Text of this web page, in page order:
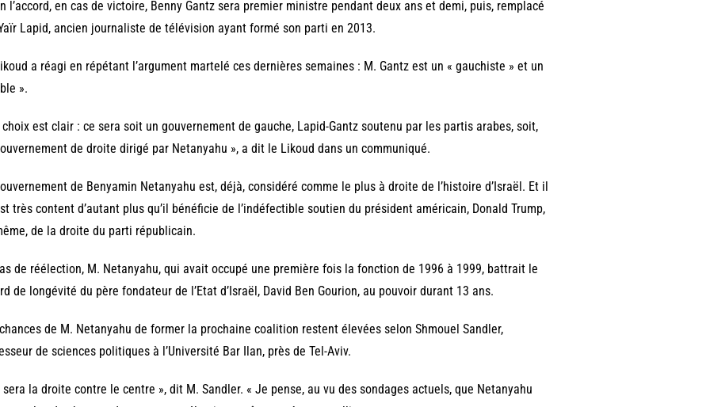
l’accord, en cas de victoire, Benny Gantz sera premier ministre pendant deux ans et demi, puis, remplacé
Lapid, ancien journaliste de télévision ayant formé son parti en 2013.
a réagi en répétant l’argument martelé ces dernières semaines : M. Gantz est un « gauchiste » et un
».
choix est clair : ce sera soit un gouvernement de gauche, Lapid-Gantz soutenu par les partis arabes, soit,
de droite dirigé par Netanyahu », a dit le Likoud dans un communiqué.
de Benyamin Netanyahu est, déjà, considéré comme le plus à droite de l’histoire d’Israël. Et il
très content d’autant plus qu’il bénéficie de l’indéfectible soutien du président américain, Donald Trump,
de la droite du parti républicain.
de réélection, M. Netanyahu, qui avait occupé une première fois la fonction de 1996 à 1999, battrait le
de longévité du père fondateur de l’Etat d’Israël, David Ben Gourion, au pouvoir durant 13 ans.
de M. Netanyahu de former la prochaine coalition restent élevées selon Shmouel Sandler,
de sciences politiques à l’Université Bar Ilan, près de Tel-Aviv.
sera la droite contre le centre », dit M. Sandler. « Je pense, au vu des sondages actuels, que Netanyahu